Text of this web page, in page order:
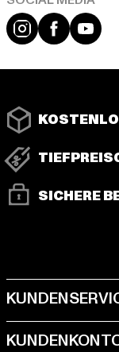
Instagram
Facebook
SICHERE